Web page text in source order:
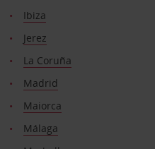
Ibiza
Jerez
La Coruña
Madrid
Maiorca
Málaga